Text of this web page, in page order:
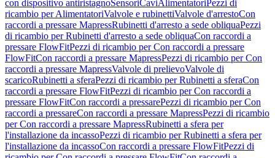
con dispositivo antiristagnoSensoriCaviAlimentatori Pezzi di
ricambio per AlimentatoriValvole e rubinettiValvole d'arrestoCon
raccordi a pressare MapressRubinetti d'arresto a sede obliquaPezzi
di ricambio per Rubinetti d'arresto a sede obliquaCon raccordi a
pressare FlowFitPezzi di ricambio per Con raccordi a pressare
FlowFitCon raccordi a pressare MapressPezzi di ricambio per Con
raccordi a pressare MapressValvole di prelievoValvole di
scaricoRubinetti a sferaPezzi di ricambio per Rubinetti a sferaCon
raccordi a pressare FlowFitPezzi di ricambio per Con raccordi a
pressare FlowFitCon raccordi a pressarePezzi di ricambio per Con
raccordi a pressareCon raccordi a pressare MapressPezzi di ricambio
per Con raccordi a pressare MapressRubinetti a sfera per
l'installazione da incassoPezzi di ricambio per Rubinetti a sfera per
l'installazione da incassoCon raccordi a pressare FlowFitPezzi di